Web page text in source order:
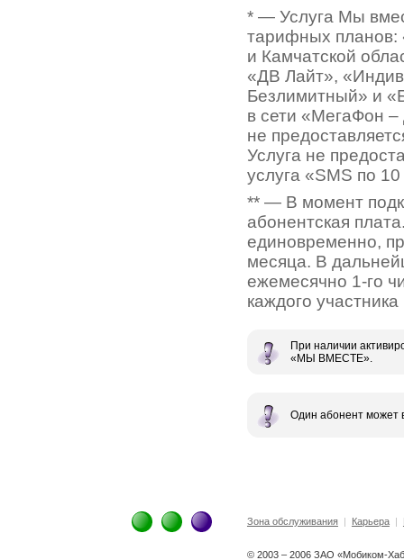
* — Услуга Мы
тарифных планов:
и Камчатской
«ДВ Лайт»,
Безлимитный» и
в сети «МегаФон –
не
Услуга не
услуга «SMS по 10
** — В момент
абонентская
единовременно,
месяца. В
ежемесячно 1-го
каждого участника
При наличии
«МЫ ВМЕСТЕ».
Один абонент может
Зона обслуживания| Карьера|
© 2003 – 2006 ЗАО «Мобиком-